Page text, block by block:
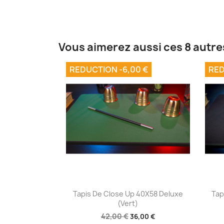
Vous aimerez aussi ces 8
Aperçu rapide
Tapis De Close Up 40X58 Deluxe
(Vert)
42,00 €36,00 €
REDUCTION -6,00 €